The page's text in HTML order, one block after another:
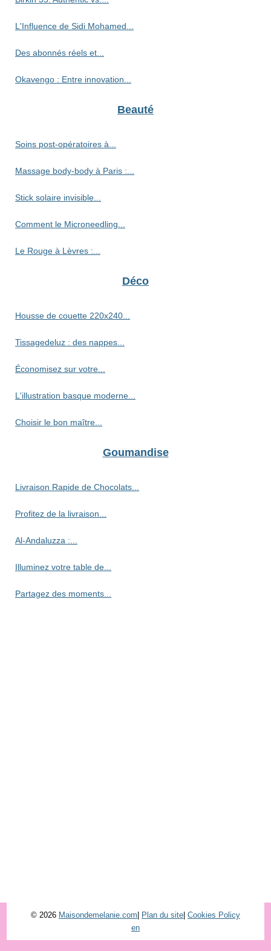
L'Influence de Sidi Mohamed...
Des abonnés réels et...
Okavengo : Entre innovation...
Beauté
Soins post-opératoires à...
Massage body-body à Paris :...
Stick solaire invisible...
Comment le Microneedling...
Le Rouge à Lèvres :...
Déco
Housse de couette 220x240...
Tissagedeluz : des nappes...
Économisez sur votre...
L'illustration basque moderne...
Choisir le bon maître...
Goumandise
Livraison Rapide de Chocolats...
Profitez de la livraison...
Al-Andaluzza :...
Illuminez votre table de...
Partagez des moments...
© 2026 Maisondemelanie.com Plan du site Cookies Policy
en